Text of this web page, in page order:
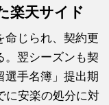
楽天サイド
命じられ、契約更
。翌シーズンも契
選手名簿」提出期
に安楽の処分に対